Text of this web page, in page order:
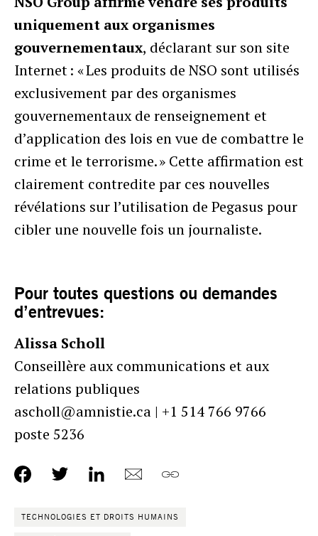
uniquement aux organismes
gouvernementaux, déclarant sur son site
Internet : « Les produits de NSO sont utilisés
exclusivement par des organismes
gouvernementaux de renseignement et
d’application des lois en vue de combattre le
crime et le terrorisme. » Cette affirmation est
clairement contredite par ces nouvelles
révélations sur l’utilisation de Pegasus pour
cibler une nouvelle fois un journaliste.
Pour toutes questions ou demandes
d’entrevues:
Alissa Scholl
Conseillère aux communications et aux
relations publiques
ascholl@amnistie.ca | +1 514 766 9766
poste 5236
TECHNOLOGIES ET DROITS HUMAINS